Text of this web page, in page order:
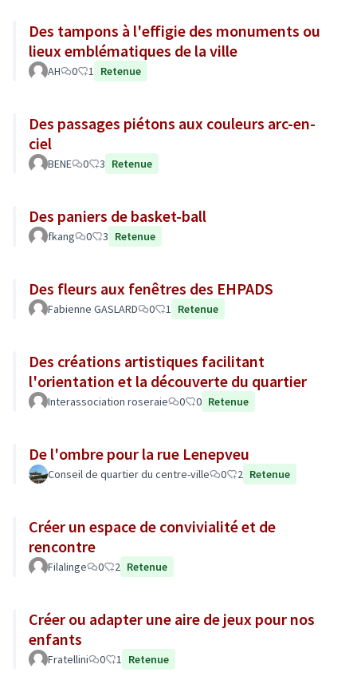
Des tampons à l'effigie des monuments ou
lieux emblématiques de la ville
AH 0 1 Retenue
Des passages piétons aux couleurs arc-en-
ciel
BENE 0 3 Retenue
Des paniers de basket-ball
fkang 0 3 Retenue
Des fleurs aux fenêtres des EHPADS
Fabienne GASLARD 0 1 Retenue
Des créations artistiques facilitant
l'orientation et la découverte du quartier
Interassociation roseraie 0 0 Retenue
De l'ombre pour la rue Lenepveu
Conseil de quartier du centre-ville 0 2 Retenue
Créer un espace de convivialité et de
rencontre
Filalinge 0 2 Retenue
Créer ou adapter une aire de jeux pour nos
enfants
Fratellini 0 1 Retenue